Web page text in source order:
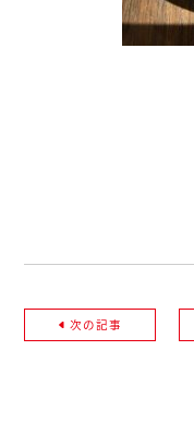
次の記事